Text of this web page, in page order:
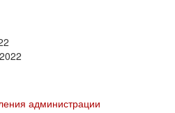
администрации